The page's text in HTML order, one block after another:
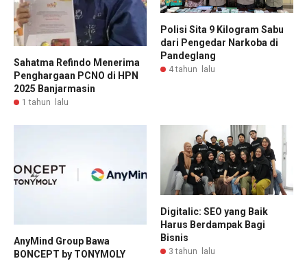
Sahatma Refindo Menerima
Penghargaan PCNO di HPN
2025 Banjarmasin
1 tahun lalu
Polisi Sita 9 Kilogram Sabu
dari Pengedar Narkoba di
Pandeglang
4 tahun lalu
AnyMind Group Bawa
BONCEPT by TONYMOLY
Digitalic: SEO yang Baik
Harus Berdampak Bagi
Bisnis
3 tahun lalu